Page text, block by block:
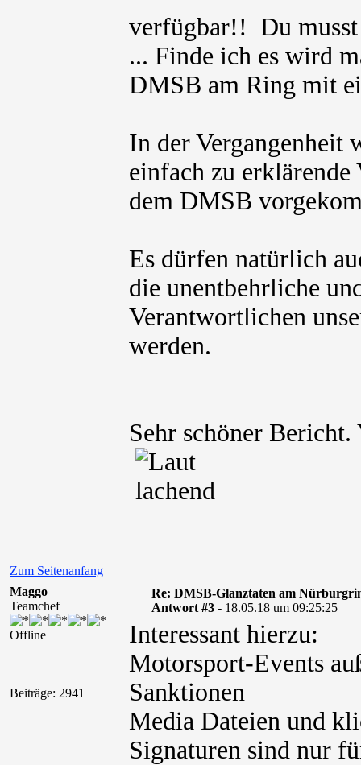
verfügbar!! Du
... Finde ich es wird
DMSB am Ring mit
In der Vergangenheit
einfach zu
dem DMSB
Es dürfen natürlich
die unentbehrliche
Verantwortlichen
werden.
Sehr schöner
Zum Seitenanfang
Maggo
Teamchef
Offline
Beiträge: 2941
Re: DMSB-Glanztaten am
Antwort #3 - 18.05.18 um 09:25:25
Interessant hierzu:
Motorsport-Events
Sanktionen
Media Dateien und
Signaturen sind nur